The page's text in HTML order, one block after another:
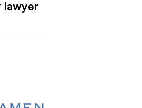
lawyer